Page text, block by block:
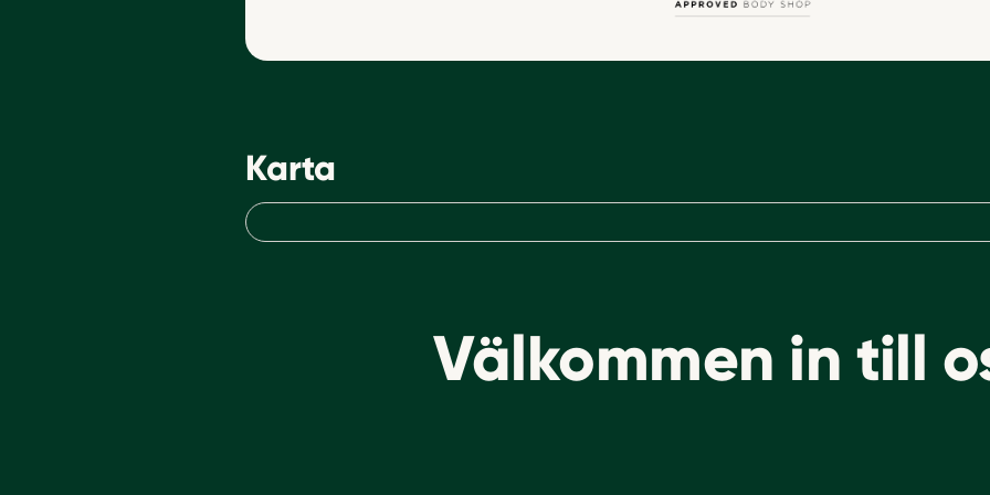
Karta
Kartan är en statisk bild och visar Agnesfridsvägen 128, 213 63
Välkom­men in till